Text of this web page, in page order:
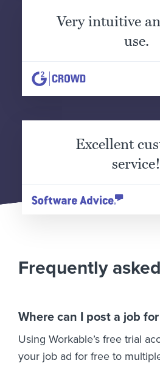
Very intuitive
use.
Excellent
service!
Frequently
Where can I post a job
Using Workable’s free trial
your job ad for free to